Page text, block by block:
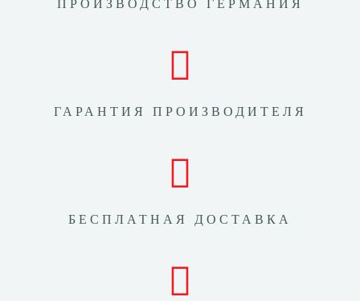
ПРОИЗВОДСТВО ГЕРМАНИЯ
ГАРАНТИЯ ПРОИЗВОДИТЕЛЯ
БЕСПЛАТНАЯ ДОСТАВКА